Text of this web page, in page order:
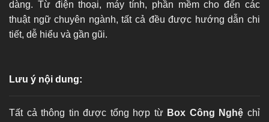
dàng. Từ điện thoại, máy tính, phần mềm cho đến các
thuật ngữ chuyên ngành, tất cả đều được hướng dẫn chi
tiết, dễ hiểu và gần gũi.
Lưu ý nội dung:
Tất cả thông tin được tổng hợp từ Box Công Nghệ chỉ